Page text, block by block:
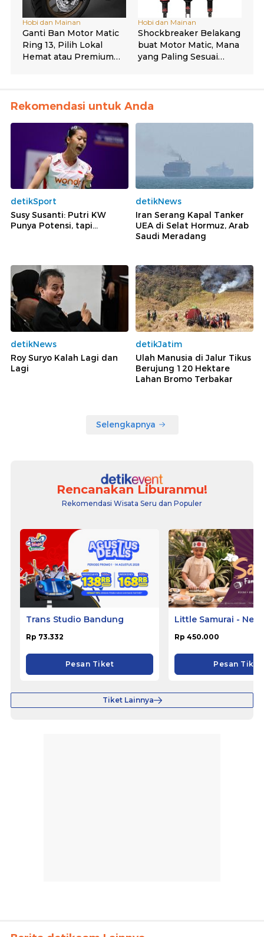
Rekomendasi untuk Anda
detikSport
Susy Susanti: Putri KW
Punya Potensi, tapi...
detikNews
Iran Serang Kapal Tanker
UEA di Selat Hormuz, Arab
Saudi Meradang
detikNews
Roy Suryo Kalah Lagi dan
Lagi
detikJatim
Ulah Manusia di Jalur Tikus
Berujung 120 Hektare
Lahan Bromo Terbakar
Selengkapnya
Rencanakan Liburanmu!
Rekomendasi Wisata Seru dan Populer
Trans Studio Bandung
Rp 73.332
Pesan Tiket
Little Samurai -
Rp 450.000
Pesan Tiket
Tiket Lainnya